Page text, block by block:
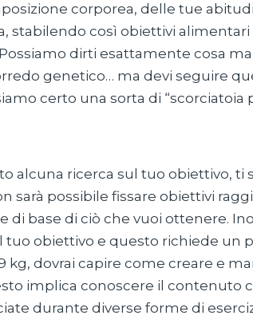
corporea, delle tue
stabilendo così obiettivi
dirti esattamente cosa
genetico… ma devi seguire
certo una sorta di “scorciatoia
alcuna ricerca sul tuo obiettivo, ti
sarà possibile fissare obiettivi
di base di ciò che vuoi ottenere.
tuo obiettivo e questo richiede un
kg, dovrai capire come creare e
implica conoscere il contenuto
durante diverse forme di